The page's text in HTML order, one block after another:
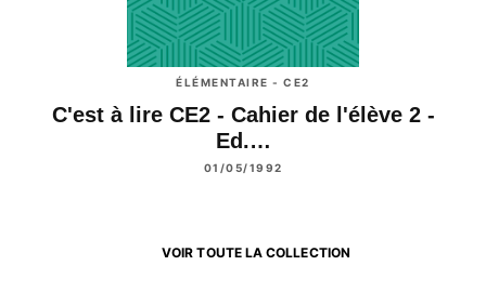
ÉLÉMENTAIRE - CE2
C'est à lire CE2 - Cahier de l'élève 2 -
Ed.…
01/05/1992
VOIR TOUTE LA COLLECTION